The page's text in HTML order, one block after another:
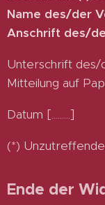
Name des/der
Anschrift des/
Unterschrift des/
Mitteilung auf
Datum [.........]
(*)
Ende der